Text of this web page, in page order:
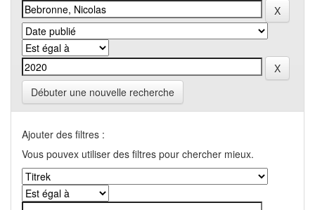
Débuter une nouvelle recherche
Ajouter des filtres :
Vous pouvex utiliser des filtres pour chercher mieux.